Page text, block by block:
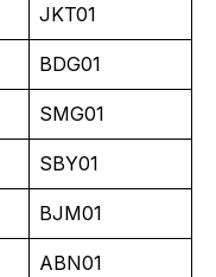
JKT01
BDG01
SMG01
SBY01
BJM01
ABN01